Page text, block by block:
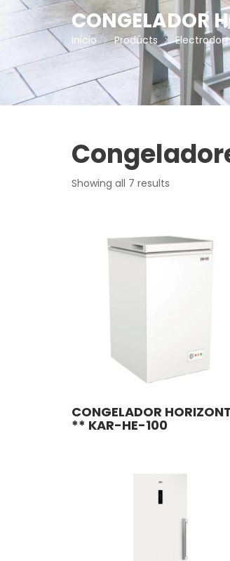
CONGELADOR
Inicio Products
Showing all 7 results
CONGELADOR
** KAR-HE-100